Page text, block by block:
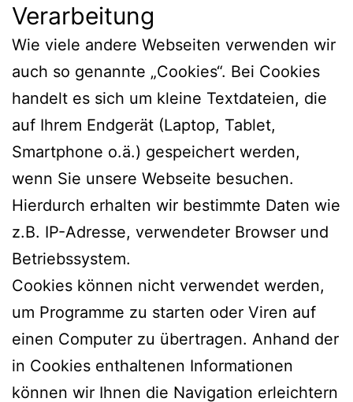
Verarbeitung
Wie viele andere Webseiten verwenden wir
auch so genannte „Cookies“. Bei Cookies
handelt es sich um kleine Textdateien, die
auf Ihrem Endgerät (Laptop, Tablet,
Smartphone o.ä.) gespeichert werden,
wenn Sie unsere Webseite besuchen.
Hierdurch erhalten wir bestimmte Daten wie
z.B. IP-Adresse, verwendeter Browser und
Betriebssystem.
Cookies können nicht verwendet werden,
um Programme zu starten oder Viren auf
einen Computer zu übertragen. Anhand der
in Cookies enthaltenen Informationen
können wir Ihnen die Navigation erleichtern